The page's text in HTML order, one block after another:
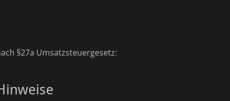
§27a Umsatzsteuergesetz: